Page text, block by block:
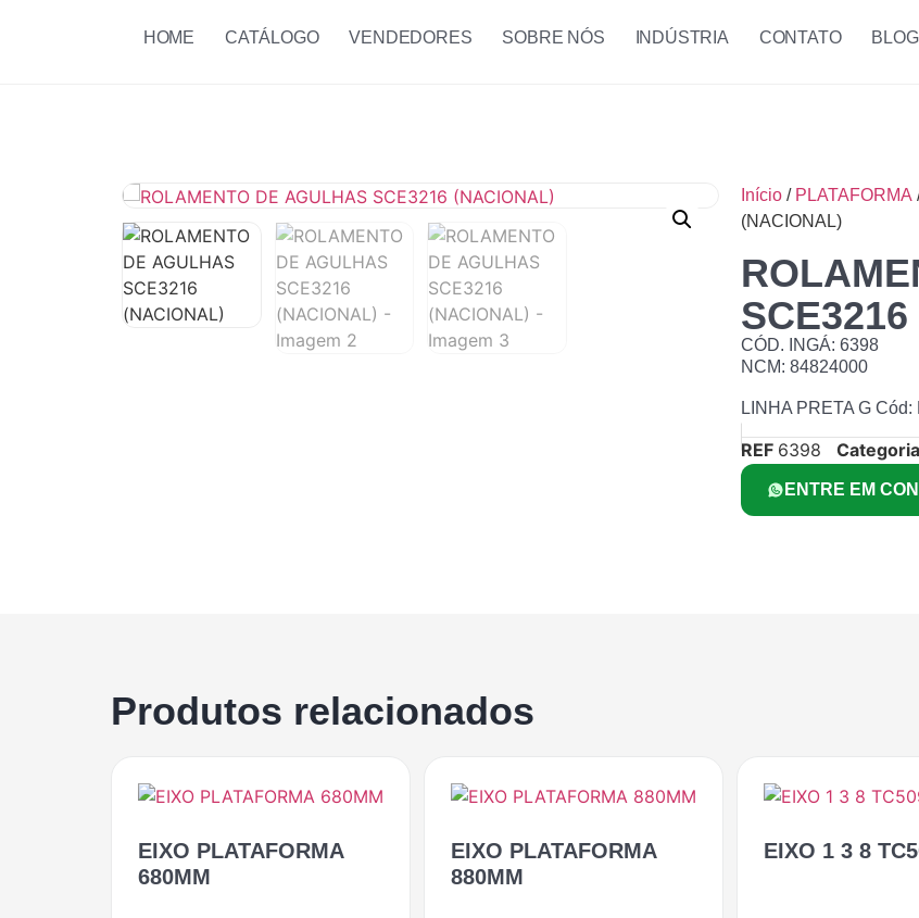
HOME CATÁLOGO VENDEDORES SOBRE NÓS INDÚSTRIA CONTATO BLOG
Início / PLATAFORMA
(NACIONAL)
CÓD. INGÁ: 6398
NCM: 84824000
LINHA PRETA G Cód:
REF 6398 Categoria
ENTRE EM
Produtos relacionados
EIXO PLATAFORMA
680MM
EIXO PLATAFORMA
880MM
EIXO 1 3 8